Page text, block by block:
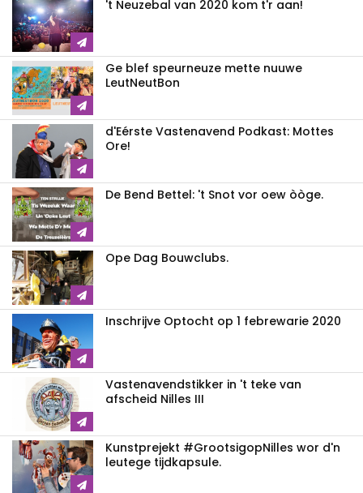
't Neuzebal van 2020 kom t'r aan!
Ge blef speurneuze mette nuuwe
LeutNeutBon
d'Eérste Vastenavend Podkast: Mottes
Ore!
De Bend Bettel: 't Snot vor oew òòge.
Ope Dag Bouwclubs.
Inschrijve Optocht op 1 febrewarie 2020
Vastenavendstikker in 't teke van
afscheid Nilles III
Kunstprejekt #GrootsigopNilles wor d'n
leutege tijdkapsule.